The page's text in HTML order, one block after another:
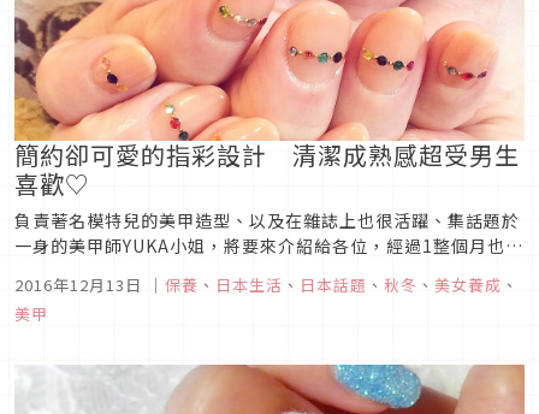
簡約卻可愛的指彩設計 清潔成熟感超受男生
喜歡♡
負責著名模特兒的美甲造型、以及在雜誌上也很活躍、集話題於
一身的美甲師YUKA小姐，將要來介紹給各位，經過1整個月也不
潔，很受成熟女孩子歡迎，而男孩子的接受度也是超群的♡ 不
論是平常生活中或是在辦公室都很合適的短指彩設計，請務必拿
2016年12月13日 ｜ 保養 、 日本生活 、 日本話題 、 秋冬 、 美女養成 、
美甲